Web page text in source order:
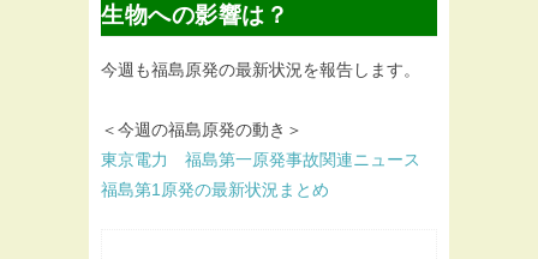
生物への影響は？
今週も福島原発の最新状況を報告します。
＜今週の福島原発の動き＞
東京電力 福島第一原発事故関連ニュース
福島第1原発の最新状況まとめ